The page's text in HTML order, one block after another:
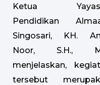
Ketua
Pendidikan
Singosari, KH.
Noor, S.H.,
menjelaskan,
tersebut